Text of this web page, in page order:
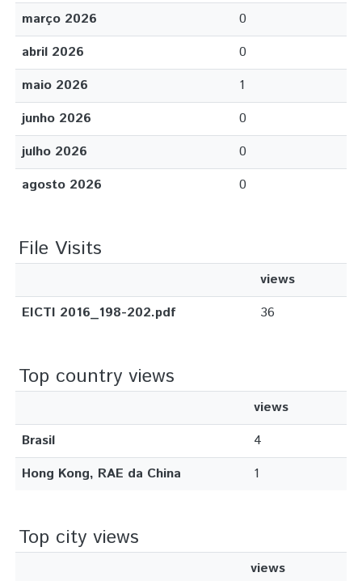
março 2026
0
abril 2026
0
maio 2026
1
junho 2026
0
julho 2026
0
agosto 2026
0
File Visits
views
EICTI 2016_198-202.pdf
36
Top country views
views
Brasil
4
Hong Kong, RAE da China
1
Top city views
views